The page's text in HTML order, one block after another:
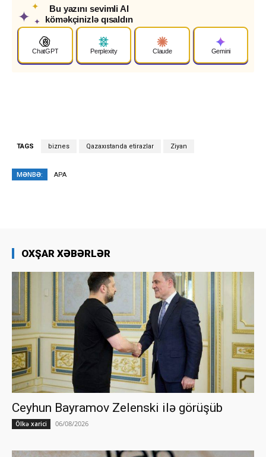
✦
✦
✦
Bu yazını sevimli AI
köməkçinizlə qısaldın
ChatGPT Perplexity Claude Gemini
TAGS biznes Qazaxıstanda etirazlar Ziyan
MƏNBƏ: APA
OXŞAR XƏBƏRLƏR
Ceyhun Bayramov Zelenski ilə görüşüb
Ölkə xarici 06/08/2026